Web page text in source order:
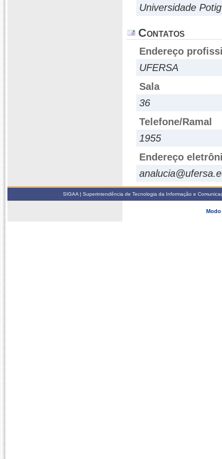
Universidade
Contatos
Endereço
UFERSA
Sala
36
Telefone/Ramal
1955
Endereço
SIGAA | Superintendência de Tecnologia da Informação e
Modo